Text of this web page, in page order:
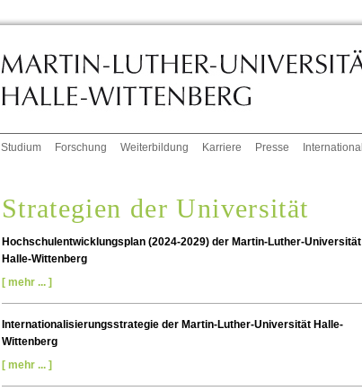
Studium Forschung Weiterbildung Karriere Presse International
Strategien der Universität
Hochschulentwicklungsplan (2024-2029) der Martin-Luther-Universität
Halle-Wittenberg
[ mehr ... ]
Internationalisierungsstrategie der Martin-Luther-Universität Halle-
Wittenberg
[ mehr ... ]